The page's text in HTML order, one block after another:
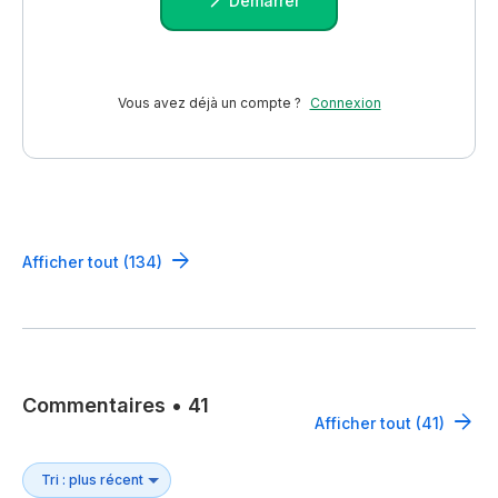
Vous avez déjà un compte ? Connexion
Afficher tout (134)
Commentaires • 41
Afficher tout (41)